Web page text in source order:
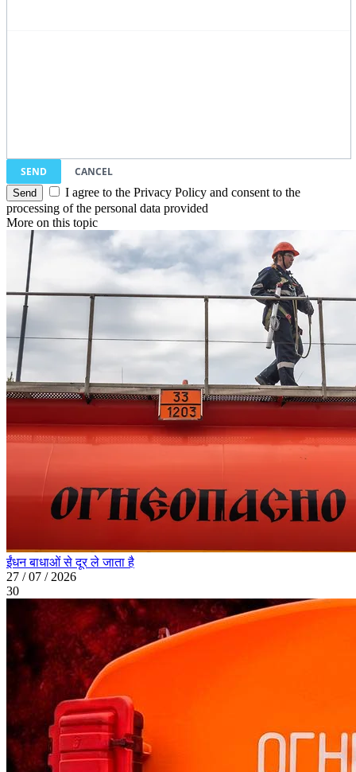
SEND
CANCEL
I agree to the Privacy Policy and consent to the
processing of the personal data provided
More on this topic
ईंधन बाधाओं से दूर ले जाता है
27 / 07 / 2026
30